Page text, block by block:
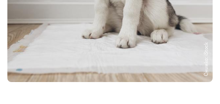
Снимка: iStock